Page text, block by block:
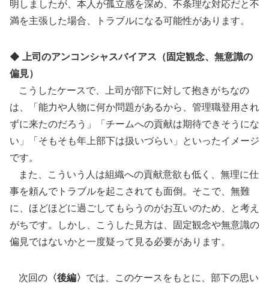
明しましたが、本人が孤立感を深め、不条理な対応だと不
満を主張した場合、トラブルになる可能性があります。
◆ 上司のアンコンシャスバイアス（固定観念、無意識の
偏見）
こうしたケースで、上司が部下に対して抱きがちなの
は、「能力や人物に何か問題があるから、管理職登用され
ずに来たのだろう」「チームへの貢献は期待できそうにな
い」「そもそも年上部下は扱いづらい」といったイメージ
です。
また、こういう人は組織への貢献意欲も低く、無理に仕
事を頼んでトラブルを起こされても面倒。そこで、無難
に、ほどほどに過ごしてもらうのがお互いのため、と考え
がちです。しかし、こうした見方は、固定観念や無意識の
偏見ではないかと一度疑って見る必要があります。
次回の 〈後編〉 では、このケースをもとに、部下の思い